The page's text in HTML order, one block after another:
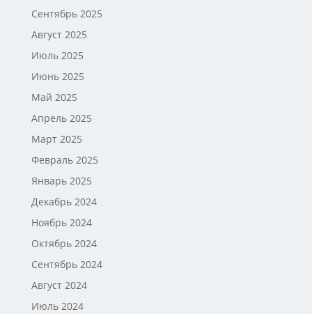
Сентябрь 2025
Август 2025
Июль 2025
Июнь 2025
Май 2025
Апрель 2025
Март 2025
Февраль 2025
Январь 2025
Декабрь 2024
Ноябрь 2024
Октябрь 2024
Сентябрь 2024
Август 2024
Июль 2024